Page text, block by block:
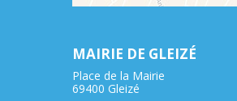
MAIRIE DE GLEIZÉ
Place de la Mairie
69400 Gleizé